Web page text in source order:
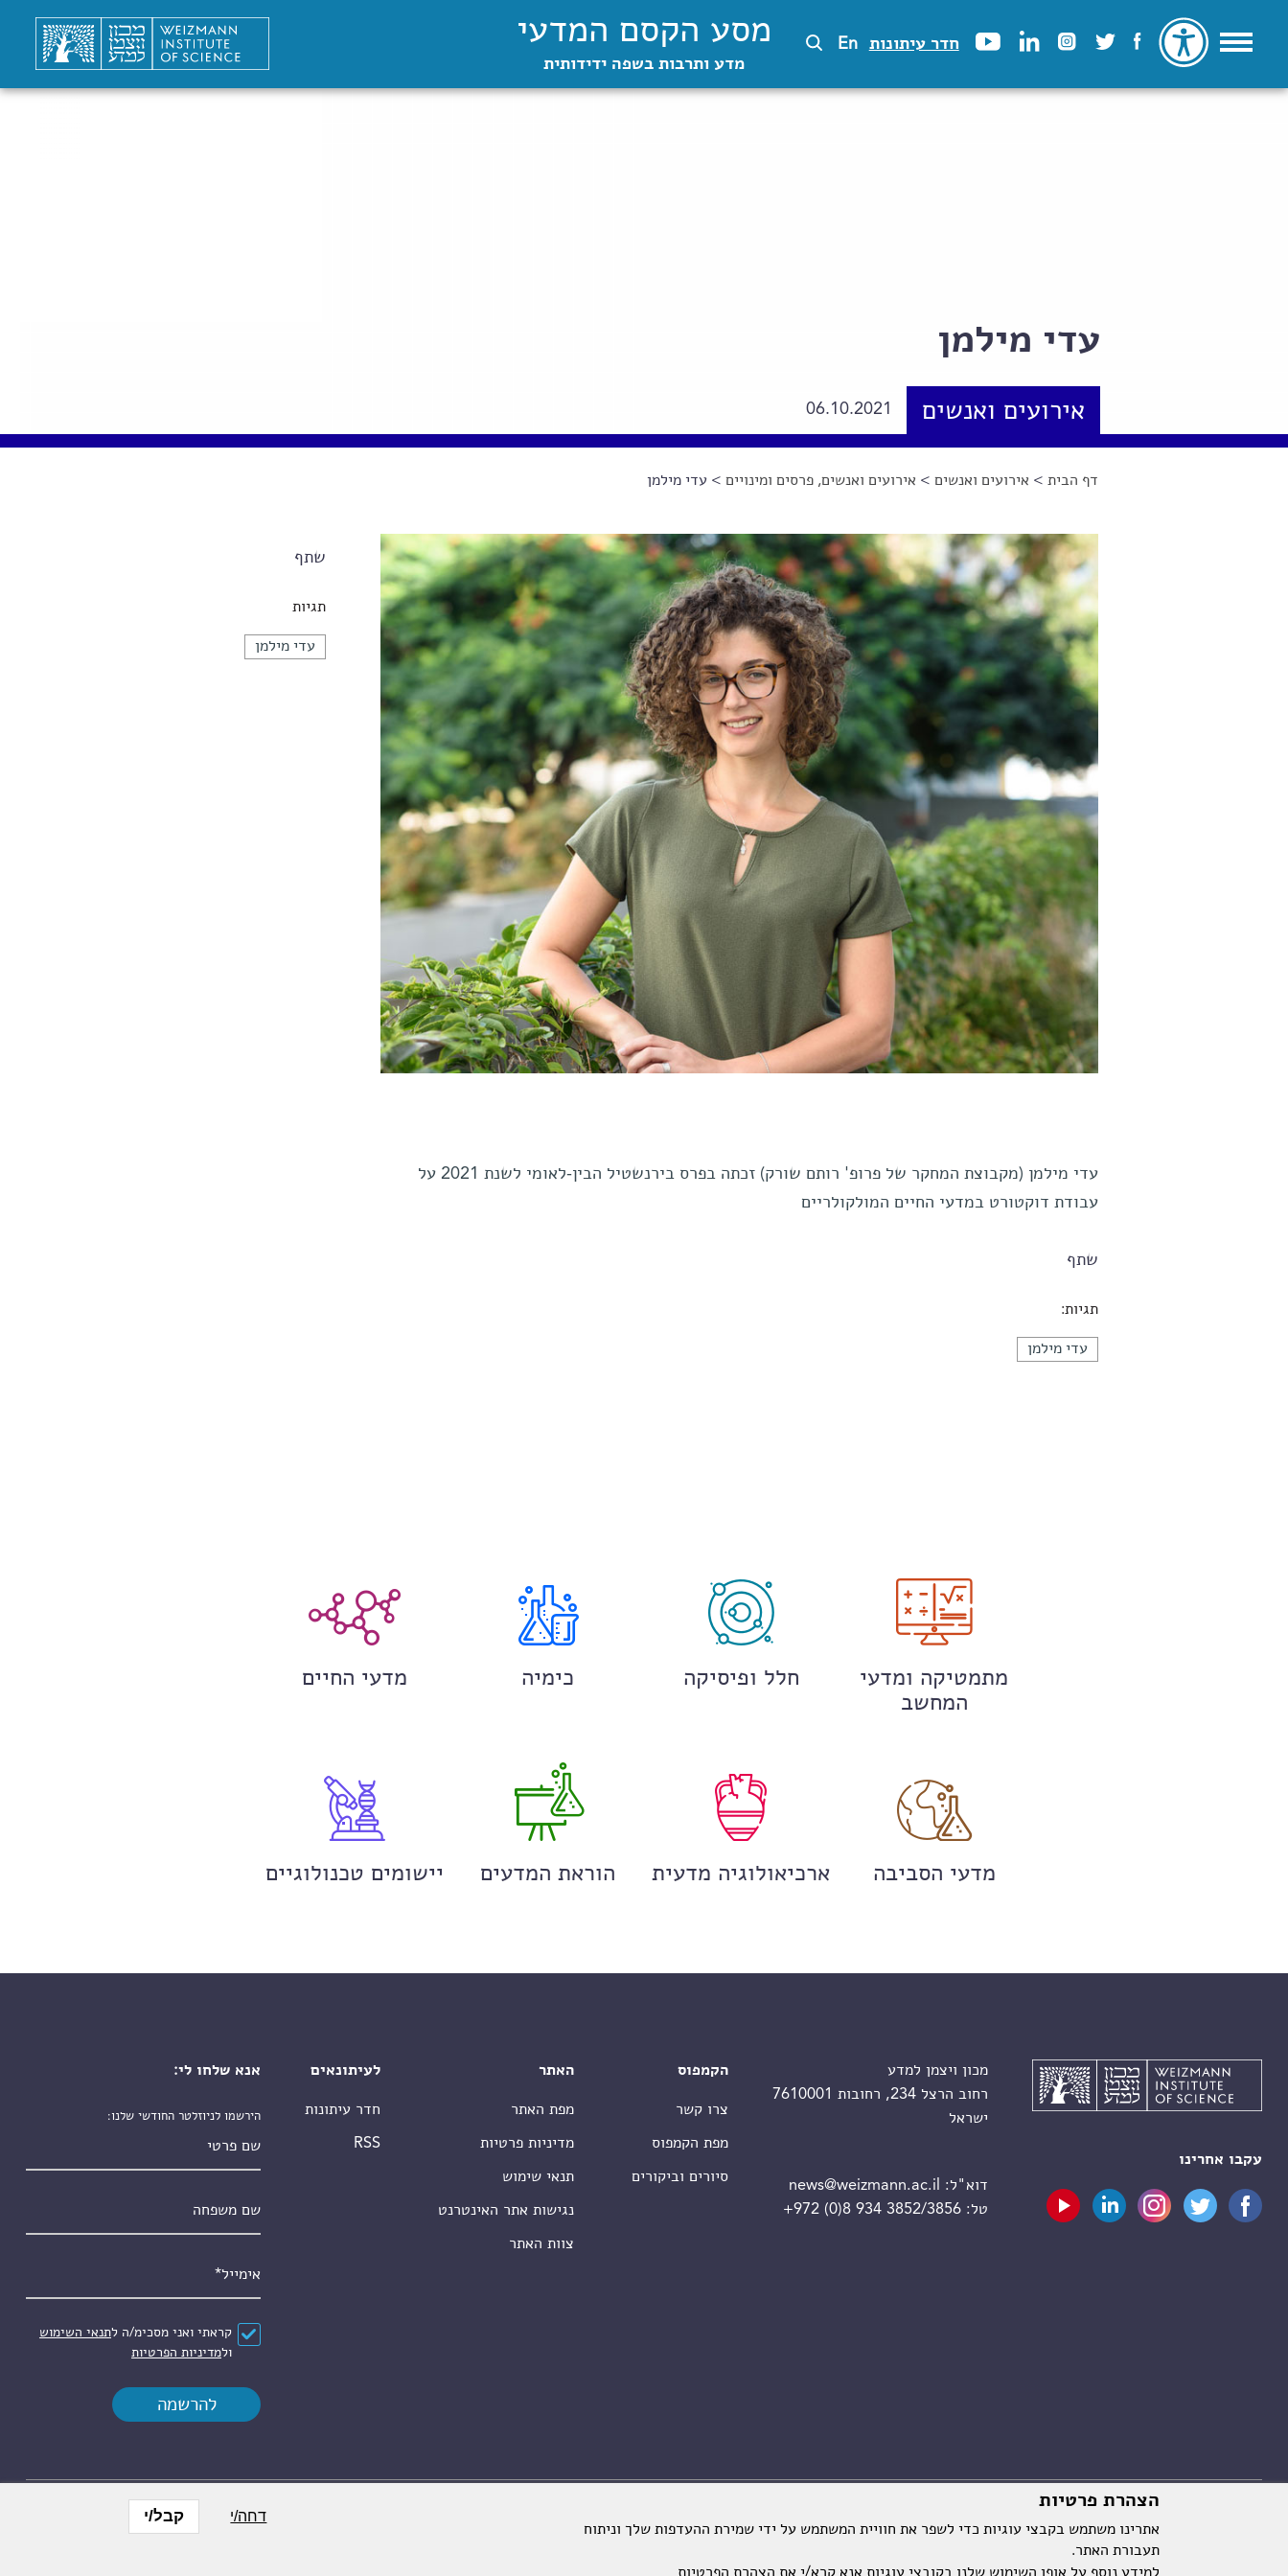
חדר עיתונות En מסע הקסם המדעי
מדע ותרבות בשפה ידידותית
עדי מילמן
אירועים ואנשים 06.10.2021
הינך נמצא כאן
דף הבית > אירועים ואנשים > אירועים ואנשים, פרסים ומינויים > עדי מילמן
שתף
תגיות
עדי מילמן
עדי מילמן (מקבוצת המחקר של פרופ' רותם שורק) זכתה בפרס בירנשטיל הבין-לאומי לשנת 2021 על
עבודת דוקטורט במדעי החיים המולקולריים
שתף
תגיות:
עדי מילמן
מתמטיקה ומדעי
המחשב
חלל ופיסיקה כימיה מדעי החיים
מדעי הסביבה ארכיאולוגיה מדעית הוראת המדעים יישומים טכנולוגיים
עקבו אחרינו
מכון ויצמן למדע
רחוב הרצל 234, רחובות 7610001
ישראל
דוא"ל:
news@weizmann.ac.il
טל:+972 (0)8 934 3852/3856
הקמפוס
צרו קשר
מפת הקמפוס
סיורים וביקורים
האתר
מפת האתר
מדיניות פרטיות
תנאי שימוש
נגישות אתר האינטרנט
צוות האתר
לעיתונאים
חדר עיתונות
RSS
אנא שלחו לי:
הירשמו לניוזלטר החודשי שלנו:
הסכם*
קראתי ואני מסכימ/ה לתנאי השימוש
ולמדיניות הפרטיות
מכון ויצמן למדע. כל הזכויות שמורות
הצהרת פרטיות
אתרינו משתמש בקבצי עוגיות כדי לשפר את חוויית המשתמש על ידי שמירת ההעדפות שלך וניתוח
תעבורת האתר.
דחה/י קבל/י